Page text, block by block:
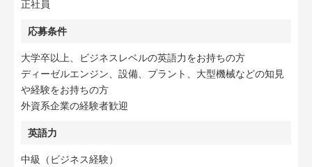
正社員
応募条件
大学卒以上、ビジネスレベルの英語力をお持ちの方
ディーゼルエンジン、設備、プラント、大型機械などの知見
や経験をお持ちの方
外資系企業の経験者歓迎
英語力
中級（ビジネス経験）